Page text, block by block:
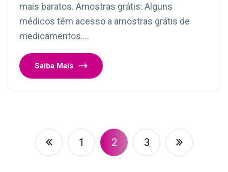
mais baratos. Amostras grátis: Alguns
médicos têm acesso a amostras grátis de
medicamentos.…
Saiba Mais
1 2 3